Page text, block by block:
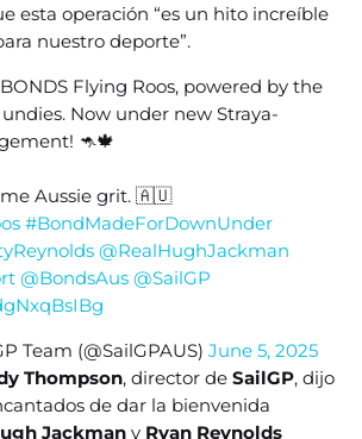
esta operación “es un hito increíble
nuestro deporte”.
Flying Roos, powered by the
Now under new Straya-
🦘🍁
Aussie grit. 🇦🇺
#BondMadeForDownUnder
@RealHughJackman
@BondsAus @SailGP
Team (@SailGPAUS)June 5, 2025
Thompson, director deSailGP, dijo
de dar la bienvenida
Jackman y Ryan Reynolds